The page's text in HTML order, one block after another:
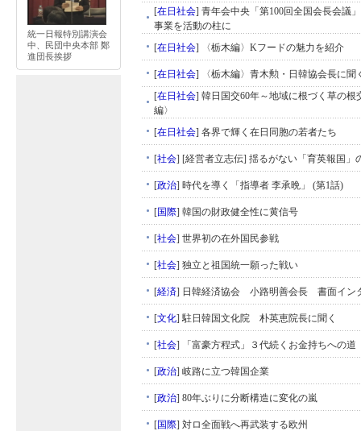
統一日報特別講演会
中、民団中央本部 鄭
進団長挨拶
[在日社会] 青年会中央「第100回全国会長会議
事業を活動の柱に
[在日社会] 〈栃木編〉Kフードの魅力を紹介
[在日社会] 〈栃木編〉青木勲・日韓協会長に聞
[在日社会] 韓日国交60年～地域に根づく草の根
編〉
[在日社会] 各界で輝く在日同胞の若者たち
[社会] [経営者立志伝] 揺るがない「育英報国」
[政治] 時代を導く「指導者 李承晩」 (第1話)
[国際] 韓国の財政健全性に黄信号
[社会] 世界初の在外国民参戦
[社会] 独立と祖国統一願った戦い
[経済] 日韓経済協会 小路明善会長 書面イン
[文化] 駐日韓国文化院 朴英恵院長に聞く
[社会] 「富豪方程式」３代続くお金持ちへの道
[政治] 岐路に立つ韓国企業
[政治] 80年ぶりに分断構造に変化の嵐
[国際] 対ロ全面戦へ再武装する欧州